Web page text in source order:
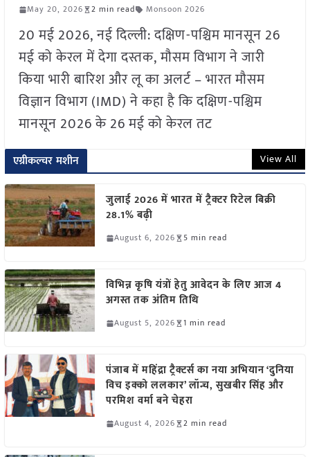
May 20, 2026 2 min read Monsoon 2026
20 मई 2026, नई दिल्ली: दक्षिण-पश्चिम मानसून 26
मई को केरल में देगा दस्तक, मौसम विभाग ने जारी
किया भारी बारिश और लू का अलर्ट – भारत मौसम
विज्ञान विभाग (IMD) ने कहा है कि दक्षिण-पश्चिम
मानसून 2026 के 26 मई को केरल तट
एग्रीकल्चर मशीन View All
जुलाई 2026 में भारत में ट्रैक्टर रिटेल बिक्री
28.1% बढ़ी
August 6, 2026 5 min read
विभिन्न कृषि यंत्रों हेतु आवेदन के लिए आज 4
अगस्त तक अंतिम तिथि
August 5, 2026 1 min read
पंजाब में महिंद्रा ट्रैक्टर्स का नया अभियान ‘दुनिया
विच इक्को ललकार’ लॉन्च, सुखबीर सिंह और
परमिश वर्मा बने चेहरा
August 4, 2026 2 min read